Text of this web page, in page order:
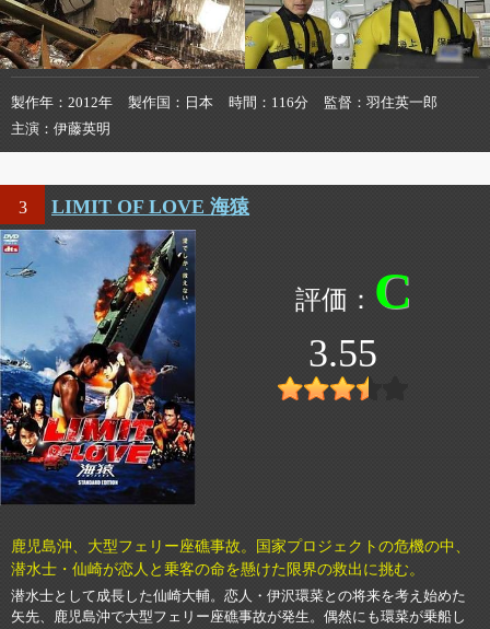
製作年 2012年 製作国 日本 時間 116分 監督
羽住英一郎
主演
伊藤英明
3 LIMIT OF LOVE 海猿
C
3.55
鹿児島沖、大型フェリー座礁事故。国家プロジェクトの危機の中、
潜水士・仙崎が恋人と乗客の命を懸けた限界の救出に挑む。
潜水士として成長した仙崎大輔。恋人・伊沢環菜との将来を考え始めた
矢先、鹿児島沖で大型フェリー座礁事故が発生。偶然にも環菜が乗船し